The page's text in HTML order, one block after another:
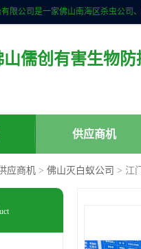
山儒创有害生物防
供应商机
应商机 > 佛山灭白蚁公司 > 江